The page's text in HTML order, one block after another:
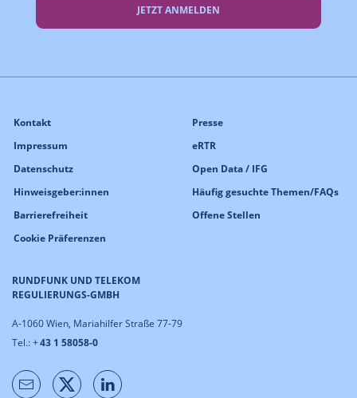
JETZT ANMELDEN
RUNDFUNK UND TELEKOM
REGULIERUNGS-GMBH
A-1060 Wien, Mariahilfer Straße 77-79
Tel.: +43 1 58058-0
Kontakt
Impressum
Datenschutz
Hinweisgeber:innen
Barrierefreiheit
Cookie Präferenzen
Presse
eRTR
Open Data / IFG
Häufig gesuchte Themen/FAQs
Offene Stellen